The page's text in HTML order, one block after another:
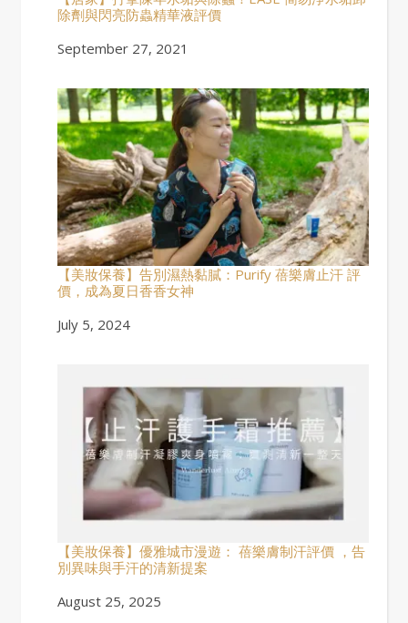
除劑與閃亮防蟲精華液評價
Date
September 27, 2021
【美妝保養】告別濕熱黏膩：Purify 蓓樂膚止汗 評
價，成為夏日香香女神
Date
July 5, 2024
【美妝保養】優雅城市漫遊： 蓓樂膚制汗評價 ，告
別異味與手汗的清新提案
Date
August 25, 2025